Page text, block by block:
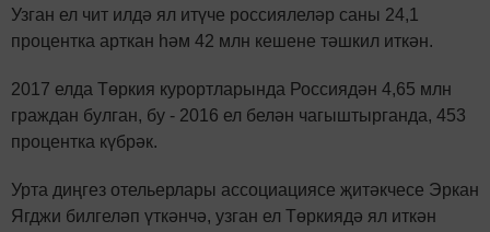
Узган ел чит илдә ял итүче россиялеләр саны 24,1
процентка арткан һәм 42 млн кешене тәшкил иткән.
2017 елда Төркия курортларында Россиядән 4,65 млн
граждан булган, бу - 2016 ел белән чагыштырганда, 453
процентка күбрәк.
Урта диңгез отельерлары ассоциациясе җитәкчесе Эркан
Ягджи билгеләп үткәнчә, узган ел Төркиядә ял иткән